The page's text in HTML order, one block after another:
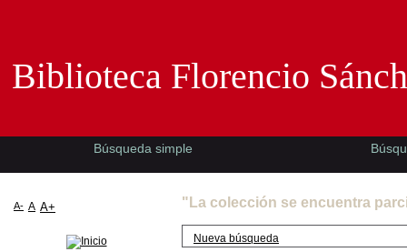
"La colección se encuentra
Nueva búsqueda
Biblioteca Florencio
Búsqueda simple
A- A A+